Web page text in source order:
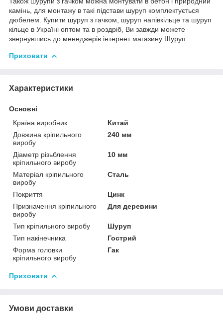
камінь, для монтажу в такі підстави шуруп комплектується
дюбелем. Купити шуруп з гачком, шуруп напівкільце та шуруп
кільце в Україні оптом та в роздріб, Ви завжди можете
звернувшись до менеджерів інтернет магазину Шуруп.
Приховати
Характеристики
Основні
Країна виробник
Китай
Довжина кріпильного
виробу
240 мм
Діаметр різьблення
кріпильного виробу
10 мм
Матеріал кріпильного
виробу
Сталь
Покриття
Цинк
Призначення кріпильного
виробу
Для деревини
Тип кріпильного виробу
Шуруп
Тип накінечника
Гострий
Форма головки
кріпильного виробу
Гак
Приховати
Умови доставки